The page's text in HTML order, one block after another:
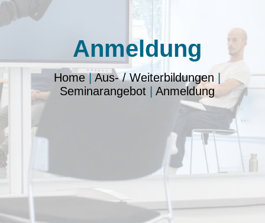
Anmeldung
Home|Aus- / Weiterbildungen
Seminarangebot| Anmeldung